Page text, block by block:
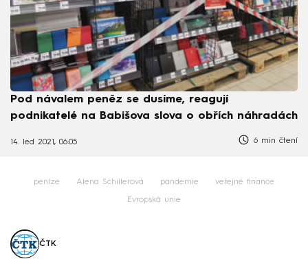
Pod návalem peněz se dusíme, reagují
podnikatelé na Babišova slova o obřích náhradách
14. led 2021, 06:05 6 min čtení
peníze Alena Schillerová pandemie veřejné finance
Evropská unie
ČTK